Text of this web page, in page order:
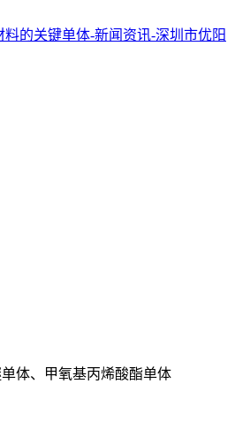
体、甲氧基丙烯酸酯单体